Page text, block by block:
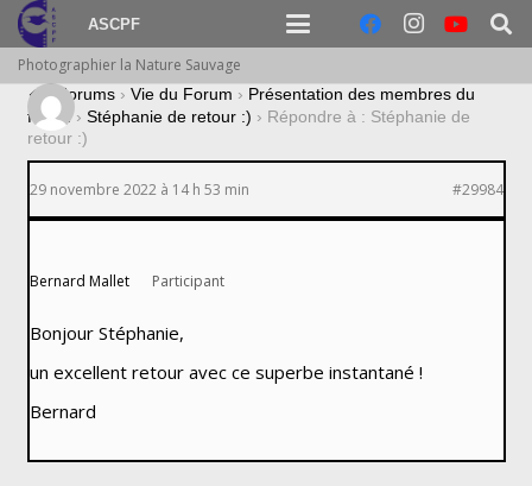
ASCPF
Photographier la Nature Sauvage
› Forums › Vie du Forum › Présentation des membres du
forum › Stéphanie de retour :) › Répondre à : Stéphanie de
retour :)
29 novembre 2022 à 14 h 53 min #29984
Bernard Mallet Participant
Bonjour Stéphanie,
un excellent retour avec ce superbe instantané !
Bernard